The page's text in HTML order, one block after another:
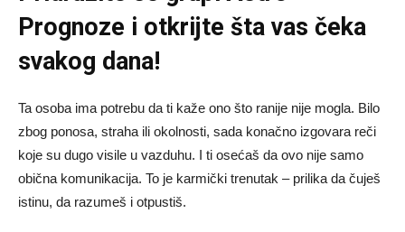
Prognoze i otkrijte šta vas čeka
svakog dana!
Ta osoba ima potrebu da ti kaže ono što ranije nije mogla. Bilo
zbog ponosa, straha ili okolnosti, sada konačno izgovara reči
koje su dugo visile u vazduhu. I ti osećaš da ovo nije samo
obična komunikacija. To je karmički trenutak – prilika da čuješ
istinu, da razumeš i otpustiš.